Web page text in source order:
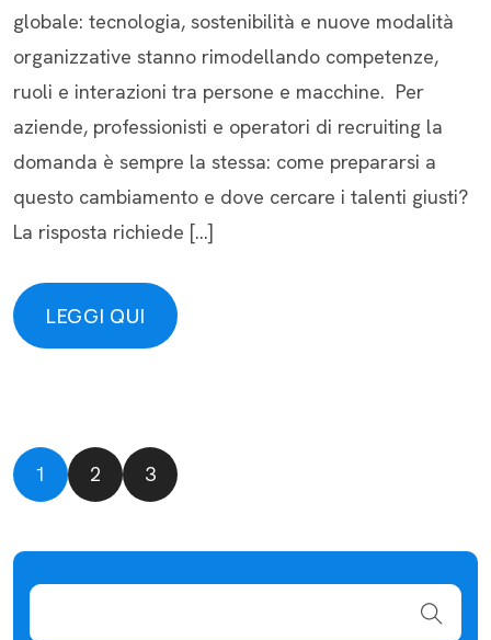
globale: tecnologia, sostenibilità e nuove modalità
organizzative stanno rimodellando competenze,
ruoli e interazioni tra persone e macchine. Per
aziende, professionisti e operatori di recruiting la
domanda è sempre la stessa: come prepararsi a
questo cambiamento e dove cercare i talenti giusti?
La risposta richiede […]
LEGGI QUI
LEGGI QUI
1 2 3